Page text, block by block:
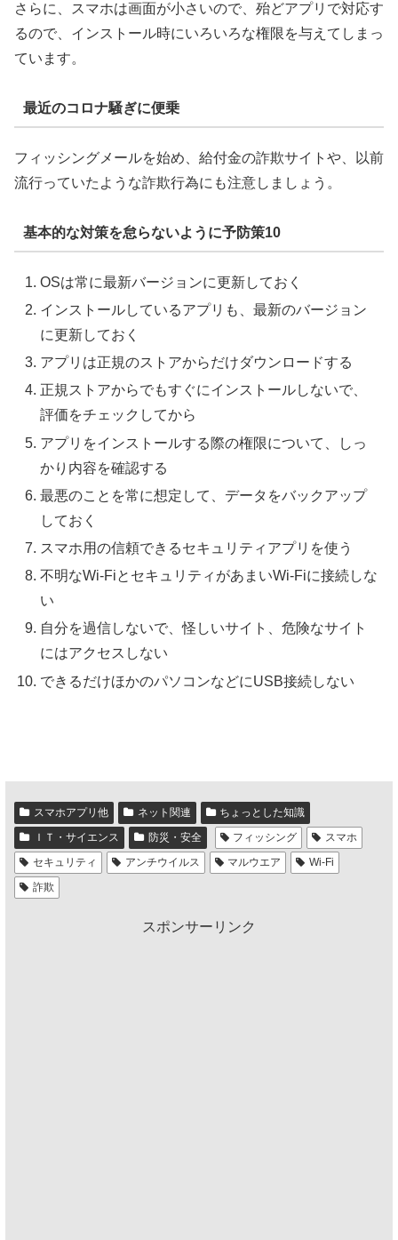
さらに、スマホは画面が小さいので、殆どアプリで対応す
るので、インストール時にいろいろな権限を与えてしまっ
ています。
最近のコロナ騒ぎに便乗
フィッシングメールを始め、給付金の詐欺サイトや、以前
流行っていたような詐欺行為にも注意しましょう。
基本的な対策を怠らないように予防策10
OSは常に最新バージョンに更新しておく
インストールしているアプリも、最新のバージョン
に更新しておく
アプリは正規のストアからだけダウンロードする
正規ストアからでもすぐにインストールしないで、
評価をチェックしてから
アプリをインストールする際の権限について、しっ
かり内容を確認する
最悪のことを常に想定して、データをバックアップ
しておく
スマホ用の信頼できるセキュリティアプリを使う
不明なWi-FiとセキュリティがあまいWi-Fiに接続しな
い
自分を過信しないで、怪しいサイト、危険なサイト
にはアクセスしない
できるだけほかのパソコンなどにUSB接続しない
スマホアプリ他 ネット関連
ちょっとした知識
ＩＴ・サイエンス
防災・安全 フィッシング
スマホ
セキュリティ
アンチウイルス マルウエア
Wi-Fi
詐欺
スポンサーリンク